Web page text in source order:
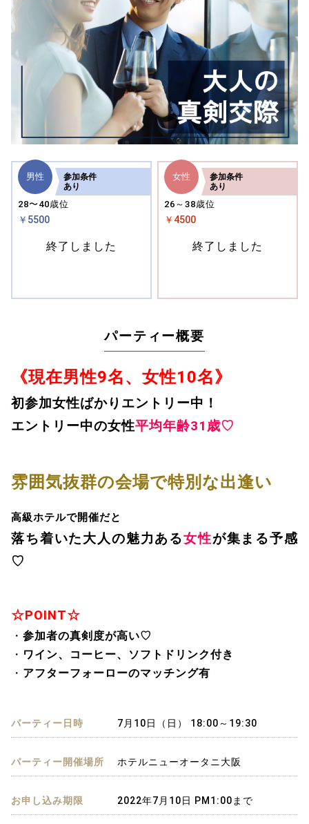
男性
28〜40歳位
￥5500
参加条件
あり
終了しました
女性
26～38歳位
￥4500
参加条件
あり
終了しました
パーティー概要
《現在男性9名、女性10名》
初参加女性ばかりエントリー中！
エントリー中の女性平均年齢31歳♡
雰囲気抜群の会場で特別な出逢い
高級ホテルで開催だと
落ち着いた大人の魅力ある女性が集まる予感
♡
☆POINT☆
・ 参加者の真剣度が高い♡
・ ワイン、コーヒー、ソフトドリンク付き
・ アフターフォーローのマッチング有
パーティー日時 7月10日（日） 18:00～19:30
パーティー開催場所 ホテルニューオータニ大阪
お申し込み期限 2022年7月10日 PM1:00まで